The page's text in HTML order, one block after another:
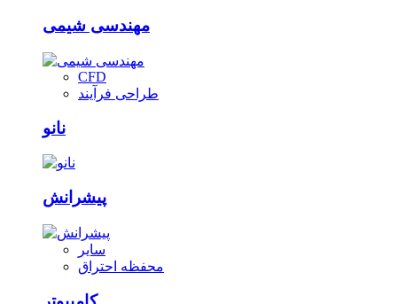
مهندسی شیمی
CFD
طراحی فرآیند
نانو
پیشرانش
سایر
محفظه احتراق